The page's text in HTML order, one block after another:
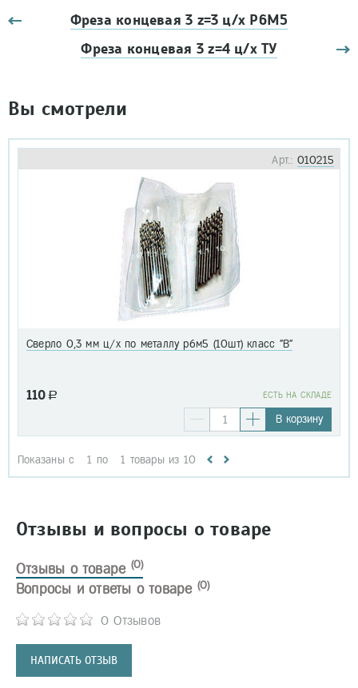
Фреза концевая 3 z=3 ц/х Р6М5
Фреза концевая 3 z=4 ц/х ТУ
Вы смотрели
Арт.: 010215
Сверло 0,3 мм ц/х по металлу р6м5 (10шт) класс "В"
110 a EСТЬ НА СКЛАДЕ
В корзину
Показаны с 1 по 1 товары из 10
Отзывы и вопросы о товаре
Отзывы о товаре (0)
0 Отзывов
НАПИСАТЬ ОТЗЫВ
Вопросы и ответы о товаре (0)